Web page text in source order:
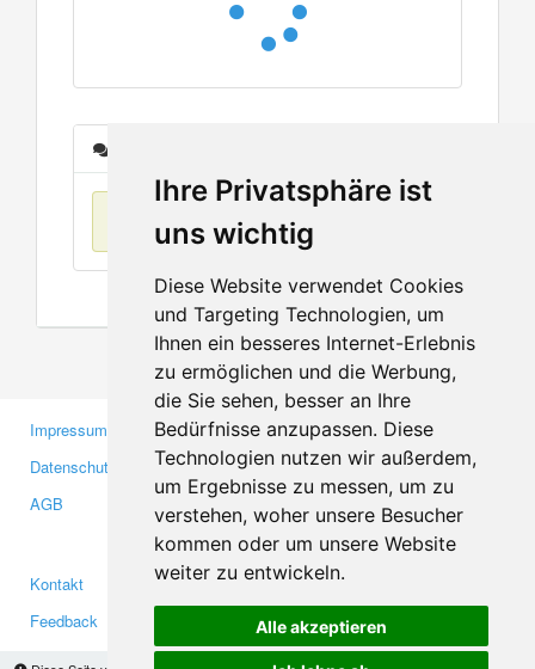
Ihre Privatsphäre ist
uns wichtig
Diese Website verwendet Cookies
und Targeting Technologien, um
Ihnen ein besseres Internet-Erlebnis
zu ermöglichen und die Werbung,
die Sie sehen, besser an Ihre
Bedürfnisse anzupassen. Diese
Technologien nutzen wir außerdem,
um Ergebnisse zu messen, um zu
verstehen, woher unsere Besucher
kommen oder um unsere Website
weiter zu entwickeln.
Alle akzeptieren
Keine Einträge
Impressum
Datenschutzerklärung
AGB
Gewerbetreibende
Investoren
Medien
Kontakt
Feedback
Facebook
Twitter
YouTube